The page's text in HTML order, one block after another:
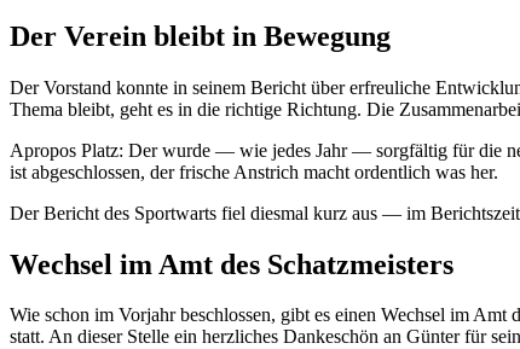
Der Verein bleibt in Bewegung
Der Vorstand konnte in seinem Bericht über erfreuliche
Thema bleibt, geht es in die richtige Richtung. Die
Apropos Platz: Der wurde — wie jedes Jahr — sorgfältig für die
ist abgeschlossen, der frische Anstrich macht ordentlich was her.
Der Bericht des Sportwarts fiel diesmal kurz aus — im
Wechsel im Amt des Schatzmeisters
Wie schon im Vorjahr beschlossen, gibt es einen Wechsel im Amt
statt. An dieser Stelle ein herzliches Dankeschön an Günter für